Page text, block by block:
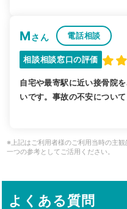
Mさん 電話相談
相談相談窓口の評価
自宅や最寄駅に近い接骨院
いです。事故の不安につい
※上記はご利用者様のご利用当時の主観
一つの参考としてご活用ください。
よくある質問